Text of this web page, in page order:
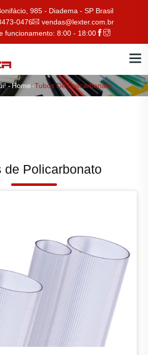
985 - Diadema - SP Brasil
0476
vendas@lexter.com.br
funcionamento: 8:00 - 18:00
-Home-Tubos De Policarbonato
de Policarbonato